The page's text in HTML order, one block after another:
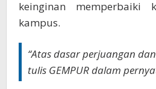
keinginan memperbaiki
kampus.
“Atas dasar perjuangan
tulis GEMPUR dalam